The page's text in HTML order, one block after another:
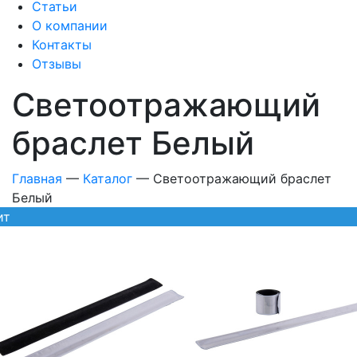
Статьи
О компании
Контакты
Отзывы
Светоотражающий
браслет Белый
Главная — Каталог — Светоотражающий браслет
Белый